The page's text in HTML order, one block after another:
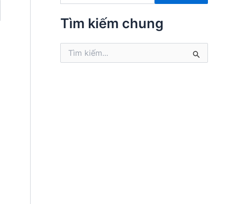
k
Tìm kiếm chung